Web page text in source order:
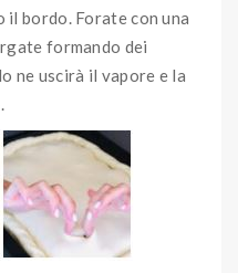
bordo. Forate con una
formando dei
ne uscirà il vapore e la